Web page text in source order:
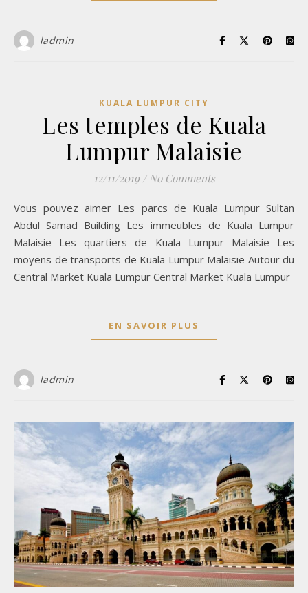
ladmin
KUALA LUMPUR CITY
Les temples de Kuala
Lumpur Malaisie
12/11/2019 / No Comments
Vous pouvez aimer Les parcs de Kuala Lumpur Sultan
Abdul Samad Building Les immeubles de Kuala Lumpur
Malaisie Les quartiers de Kuala Lumpur Malaisie Les
moyens de transports de Kuala Lumpur Malaisie Autour du
Central Market Kuala Lumpur Central Market Kuala Lumpur
EN SAVOIR PLUS
ladmin